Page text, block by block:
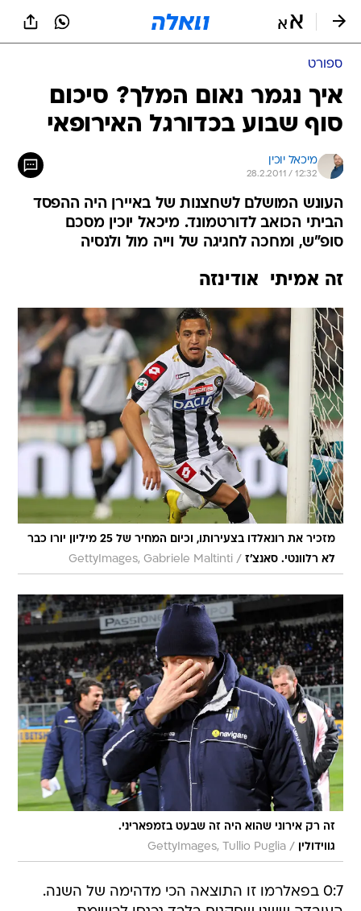
ספורט
איך נגמר נאום המלך? סיכום
סוף שבוע בכדורגל האירופאי
מיכאל יוכין
28.2.2011 / 12:32
העונש המושלם לשחצנות של באיירן היה ההפסד
הביתי הכואב לדורטמונד. מיכאל יוכין מסכם
סופ"ש, ומחכה לחגיגה של וייה מול ולנסיה
זה אמיתי  אודינזה
מזכיר את רונאלדו בצעירותו, וכיום המחיר של 25 מיליון יורו כבר
לא רלוונטי. סאנצ'ז /
GettyImages, Gabriele Maltinti
זה רק אירוני שהוא היה זה שבעט בזמפאריני.
גווידולין
/
GettyImages, Tullio Puglia
0:7 בפאלרמו זו התוצאה הכי מדהימה של השנה.